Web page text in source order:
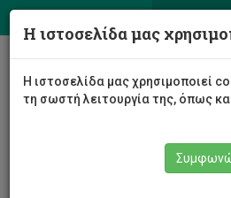
Σχολή Μηχανικής
Τμήμα Πολιτικών Μηχανικών
Η ιστοσελίδα μας
Η ιστοσελίδα μας χρησιμοποιεί
τη σωστή λειτουργία της, όπως